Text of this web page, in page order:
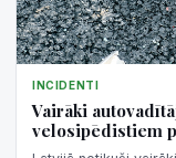
INCIDENTI
Vairāki
velosipēdistiem